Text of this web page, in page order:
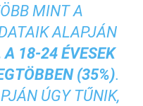
MINT A
ALAPJÁN
18-24 ÉVESEK
(35%).
ÚGY TŰNIK,